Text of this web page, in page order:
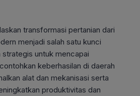
transformasi pertanian dari
menjadi salah satu kunci
untuk mencapai
keberhasilan di daerah
alat dan mekanisasi serta
produktivitas dan